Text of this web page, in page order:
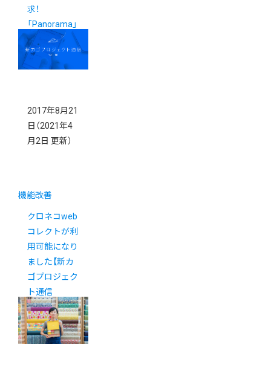
求！
「Panorama」
テンプレート
活用事例5選
2017年8月21
日 （2021年4
月2日 更新）
機能改善
クロネコweb
コレクトが利
用可能になり
ました【新カ
ゴプロジェク
ト通信
Vol.10】